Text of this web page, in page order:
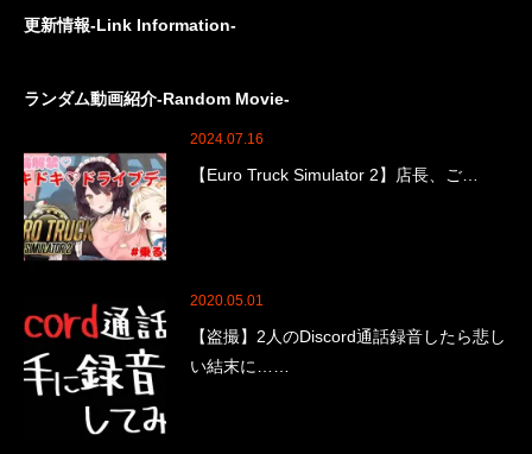
更新情報-Link Information-
ランダム動画紹介-Random Movie-
2024.07.16
【Euro Truck Simulator 2】店長、ご…
2020.05.01
【盗撮】2人のDiscord通話録音したら悲し
い結末に……